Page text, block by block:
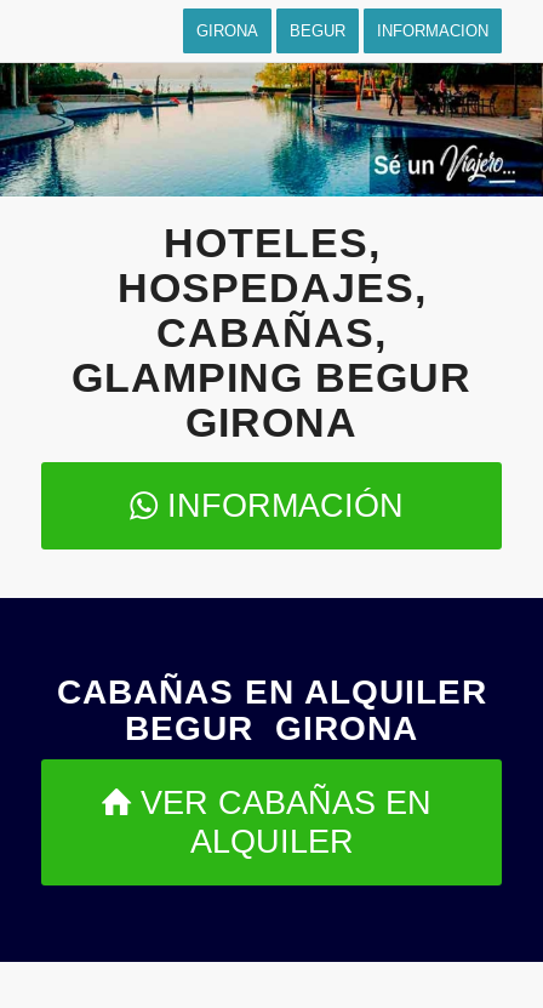
GIRONA BEGUR INFORMACION
HOTELES,
HOSPEDAJES,
CABAÑAS,
GLAMPING BEGUR
GIRONA
INFORMACIÓN
CABAÑAS EN ALQUILER
BEGUR GIRONA
VER CABAÑAS EN
ALQUILER